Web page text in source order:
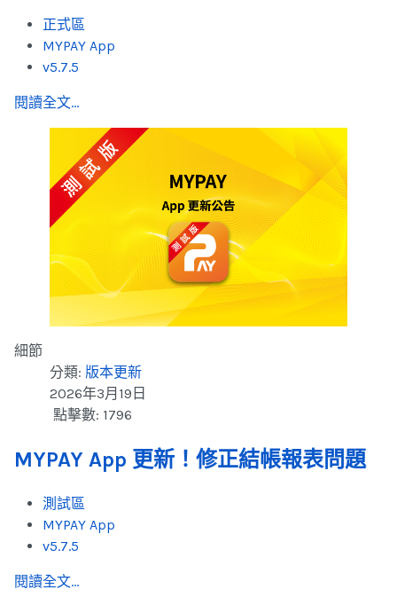
正式區
MYPAY App
v5.7.5
閱讀全文...
細節
分類: 版本更新
2026年3月19日
點擊數: 1796
MYPAY App 更新！修正結帳報表問題
測試區
MYPAY App
v5.7.5
閱讀全文...